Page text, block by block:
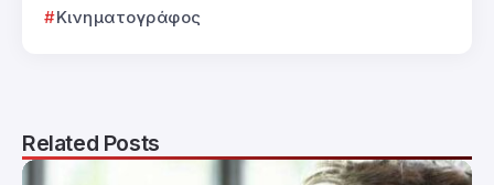
Κινηματογράφος
Related Posts